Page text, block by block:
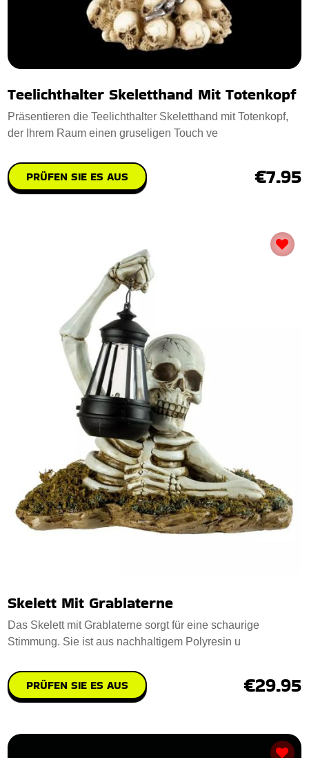
Teelichthalter Skeletthand Mit Totenkopf
Präsentieren die Teelichthalter Skeletthand mit Totenkopf,
der Ihrem Raum einen gruseligen Touch ve
PRÜFEN SIE ES AUS €7.95
Skelett Mit Grablaterne
Das Skelett mit Grablaterne sorgt für eine schaurige
Stimmung. Sie ist aus nachhaltigem Polyresin u
PRÜFEN SIE ES AUS €29.95